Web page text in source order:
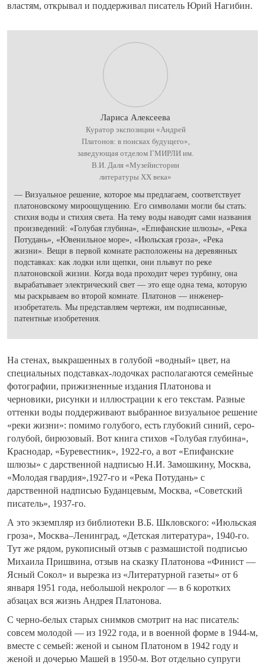
властям, открывал и поддерживал писатель Юрий Нагибин.
Лариса Алексеева
Куратор экспозиции «Андрей
Платонов: в поисках будущего»,
заведующая отделом ГМИРЛИ им.
В.И. Даля «Музейистории
литературы XX века»
— Визуальное решение, которое мы предлагаем, соответствует
платоновскому мироощущению. Его символами могли бы стать:
стихия воды и стихия света. На тему воды наводят сами названия
произведений: «Голубая глубина», «Епифанские шлюзы», «Река
Потудань», «Ювенильное море», «Июльская гроза», «Река
жизни». Вещи в первой комнате расположены на деревянных
подставках: как лодки или щепки, они плывут по реке
платоновской жизни. Когда вода проходит через турбину, она
вырабатывает электрический свет — это еще одна тема, которую
мы раскрываем во второй комнате. Платонов — инженер-
изобретатель. Мы представляем чертежи, им подписанные,
патентные изобретения.
На стенах, выкрашенных в голубой «водный» цвет, на
специальных подставках-лодочках располагаются семейные
фотографии, прижизненные издания Платонова и
черновики, рисунки и иллюстрации к его текстам. Разные
оттенки воды поддерживают выбранное визуальное решение
«реки жизни»: помимо голубого, есть глубокий синий, серо-
голубой, бирюзовый. Вот книга стихов «Голубая глубина»,
Краснодар, «Буревестник», 1922-го, а вот «Епифанские
шлюзы» с дарственной надписью Н.И. Замошкину, Москва,
«Молодая гвардия»,1927-го и «Река Потудань» с
дарственной надписью Буданцевым, Москва, «Советский
писатель», 1937-го.
А это экземпляр из библиотеки В.Б. Шкловского: «Июльская
гроза», Москва–Ленинград, «Детская литература», 1940-го.
Тут же рядом, рукописный отзыв с размашистой подписью
Михаила Пришвина, отзыв на сказку Платонова «Финист —
Ясный Сокол» и вырезка из «Литературной газеты» от 6
января 1951 года, небольшой некролог — в 6 коротких
абзацах вся жизнь Андрея Платонова.
С черно-белых старых снимков смотрит на нас писатель:
совсем молодой — из 1922 года, и в военной форме в 1944-м,
вместе с семьей: женой и сыном Платоном в 1942 году и
женой и дочерью Машей в 1950-м. Вот отдельно супруги